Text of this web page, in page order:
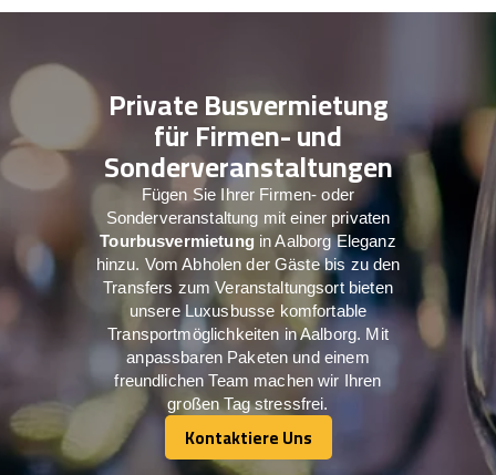
Private Busvermietung
für Firmen- und
Sonderveranstaltungen
Fügen Sie Ihrer Firmen- oder
Sonderveranstaltung mit einer privaten
Tourbusvermietung in Aalborg Eleganz
hinzu. Vom Abholen der Gäste bis zu den
Transfers zum Veranstaltungsort bieten
unsere Luxusbusse komfortable
Transportmöglichkeiten in Aalborg. Mit
anpassbaren Paketen und einem
freundlichen Team machen wir Ihren
großen Tag stressfrei.
Kontaktiere Uns
Kontaktiere Uns